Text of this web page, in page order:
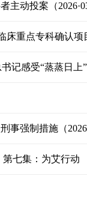
主动投案（
床重点专科确认项
记感受“蒸蒸日上
事强制措施（
第七集：为艾行动